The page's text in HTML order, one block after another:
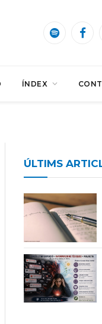
Spotify
ÍNDEX
ÚLTIMS